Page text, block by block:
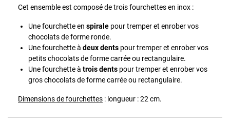
Cet ensemble est composé de trois fourchettes en inox :
Une fourchette en spirale pour tremper et enrober vos
chocolats de forme ronde.
Une fourchette à deux dents pour tremper et enrober vos
petits chocolats de forme carrée ou rectangulaire.
Une fourchette à trois dents pour tremper et enrober vos
gros chocolats de forme carrée ou rectangulaire.
Dimensions de fourchettes : longueur : 22 cm.